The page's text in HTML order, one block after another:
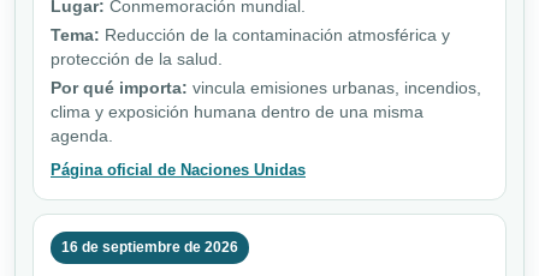
Lugar: Conmemoración mundial.
Tema: Reducción de la contaminación atmosférica y
protección de la salud.
Por qué importa: vincula emisiones urbanas, incendios,
clima y exposición humana dentro de una misma
agenda.
Página oficial de Naciones Unidas
16 de septiembre de 2026